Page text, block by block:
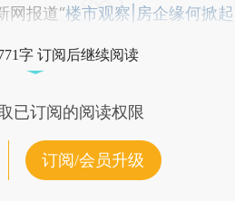
网报道“楼市观察|房企缘何掀
字 订阅后继续阅读
已订阅的阅读权限
订阅/会员升级